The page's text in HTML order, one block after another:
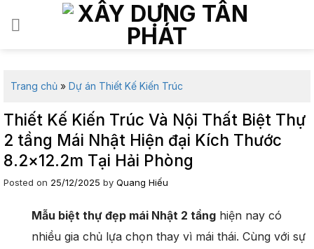
Trang chủ » Dự án Thiết Kế Kiến Trúc
Thiết Kế Kiến Trúc Và Nội Thất Biệt Thự
2 tầng Mái Nhật Hiện đại Kích Thước
8.2×12.2m Tại Hải Phòng
Posted on 25/12/2025 by Quang Hiếu
Mẫu biệt thự đẹp mái Nhật 2 tầng hiện nay có
nhiều gia chủ lựa chọn thay vì mái thái. Cùng với sự